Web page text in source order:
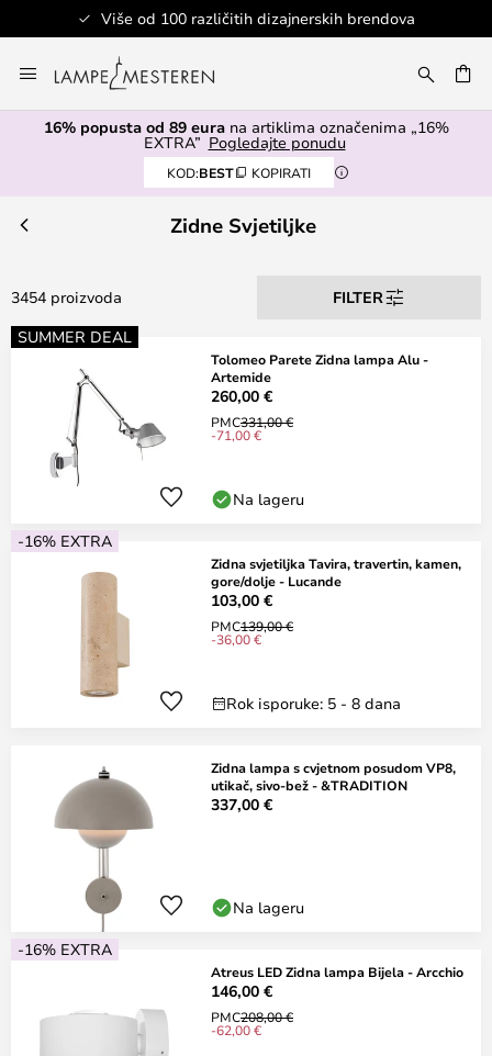
Sigurno plaćanje
to
Content
16% popusta od 89 eurana artiklima označenima „16%
EXTRA” Pogledajte ponudu
KOD:BEST KOPIRATI
Zidne Svjetiljke
3454 proizvoda
FILTER
SUMMER DEAL
Tolomeo Parete Zidna lampa Alu -
Artemide
260,00 €
PMC331,00 €
-71,00 €
Na lageru
-16% EXTRA
Zidna svjetiljka Tavira, travertin, kamen,
gore/dolje - Lucande
103,00 €
PMC139,00 €
-36,00 €
Rok isporuke: 5 - 8 dana
Zidna lampa s cvjetnom posudom VP8,
utikač, sivo-bež - &TRADITION
337,00 €
Na lageru
-16% EXTRA
Atreus LED Zidna lampa Bijela - Arcchio
146,00 €
PMC208,00 €
-62,00 €